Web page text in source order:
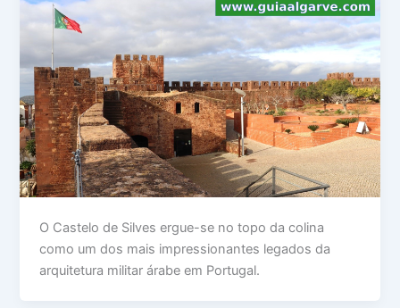
O Castelo de Silves ergue-se no topo da colina
como um dos mais impressionantes legados da
arquitetura militar árabe em Portugal.